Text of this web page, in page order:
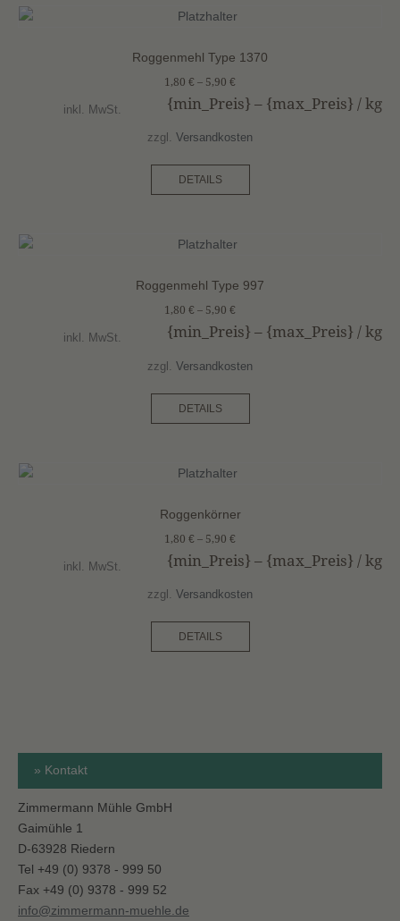
Roggenmehl Type 1370
1,80 € – 5,90 €
{min_Preis} – {max_Preis} / kg
inkl. MwSt.
zzgl. Versandkosten
DETAILS
Roggenmehl Type 997
1,80 € – 5,90 €
{min_Preis} – {max_Preis} / kg
inkl. MwSt.
zzgl. Versandkosten
DETAILS
Roggenkörner
1,80 € – 5,90 €
{min_Preis} – {max_Preis} / kg
inkl. MwSt.
zzgl. Versandkosten
DETAILS
» Kontakt
Zimmermann Mühle GmbH
Gaimühle 1
D-63928 Riedern
Tel +49 (0) 9378 - 999 50
Fax +49 (0) 9378 - 999 52
info@zimmermann-muehle.de